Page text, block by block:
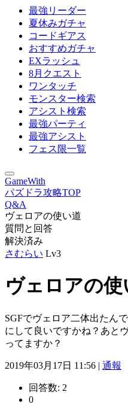
最強リーダー
夏休みガチャ
コードギアス
おすすめガチャ
EXラッシュ
8月クエスト
ワンタッチ
モンスター検索
アシスト検索
最強パーティ
最強アシスト
フェス限一覧
GameWith
パズドラ攻略TOP
Q&A
ヴェロアの使い道
質問と回答
解決済み
さむらい Lv3
ヴェロアの使
SGFでヴェロア二体出たん
にして良いですかね？あと
ってますか？
2019年03月17日 11:56 | 通報
回答数: 2
0